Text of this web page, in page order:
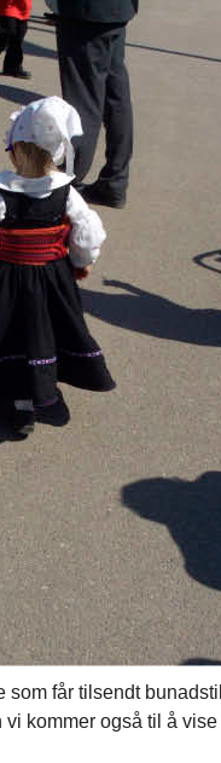
som får tilsendt
vi kommer også til å